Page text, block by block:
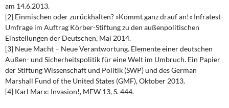
am 14.6.2013.
[2] Einmischen oder zurückhalten? »Kommt ganz drauf an!« Infratest-
Umfrage im Auftrag Körber-Stiftung zu den außenpolitischen
Einstellungen der Deutschen, Mai 2014.
[3] Neue Macht – Neue Verantwortung. Elemente einer deutschen
Außen- und Sicherheitspolitik für eine Welt im Umbruch. Ein Papier
der Stiftung Wissenschaft und Politik (SWP) und des German
Marshall Fund of the United States (GMF), Oktober 2013.
[4] Karl Marx: Invasion!, MEW 13, S. 444.